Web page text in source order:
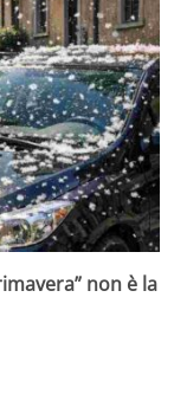
non è la